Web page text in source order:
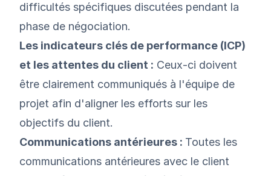
difficultés spécifiques discutées pendant la
phase de négociation.
Les indicateurs clés de performance (ICP)
et les attentes du client : Ceux-ci doivent
être clairement communiqués à l'équipe de
projet afin d'aligner les efforts sur les
objectifs du client.
Communications antérieures : Toutes les
communications antérieures avec le client